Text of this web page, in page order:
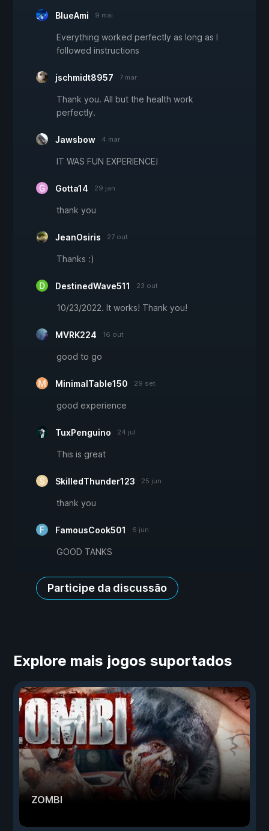
BlueAmi 9 mai
Everything worked perfectly as long as I
followed instructions
jschmidt8957 7 mar
Thank you. All but the health work
perfectly.
Jawsbow 4 mar
IT WAS FUN EXPERIENCE!
Gotta14 29 jan
thank you
JeanOsiris 27 out
Thanks :)
DestinedWave511 23 out
10/23/2022. It works! Thank you!
MVRK224 16 out
good to go
MinimalTable150 29 set
good experience
TuxPenguino 24 jul
This is great
SkilledThunder123 25 jun
thank you
FamousCook501 6 jun
GOOD TANKS
Participe da discussão
Explore mais jogos suportados
ZOMBI